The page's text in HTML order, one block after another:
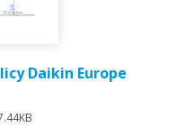
Daikin Europe